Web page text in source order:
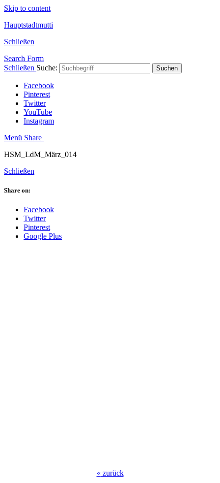
Skip to content
Hauptstadtmutti
Schließen
Search Form
Schließen Suche: Suchen
Facebook
Pinterest
Twitter
YouTube
Instagram
Menü Share
HSM_LdM_März_014
Schließen
Share on:
Facebook
Twitter
Pinterest
Google Plus
« zurück